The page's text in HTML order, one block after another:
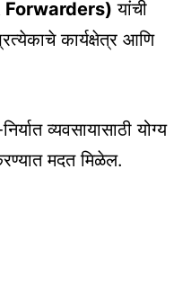
Forwarders) यांची
कार्यक्षेत्र आणि
व्यवसायासाठी योग्य
मदत मिळेल.